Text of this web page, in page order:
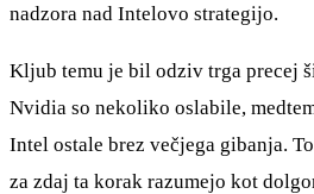
nadzora nad Intelovo strategijo.
Kljub temu je bil odziv trga precej
Nvidia so nekoliko oslabile,
Intel ostale brez večjega gibanja.
za zdaj ta korak razumejo kot